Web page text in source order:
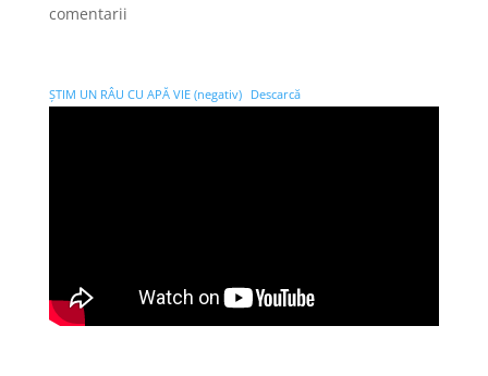
comentarii
ȘTIM UN RÂU CU APĂ VIE (negativ) Descarcă